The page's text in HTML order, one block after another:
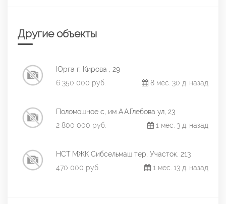
Другие объекты
Юрга г, Кирова , 29
6 350 000 руб.
8 мес. 30 д. назад
Поломошное с, им А.А.Глебова ул, 23
2 800 000 руб.
1 мес. 3 д. назад
НСТ МЖК Сибсельмаш тер, Участок, 213
470 000 руб.
1 мес. 13 д. назад